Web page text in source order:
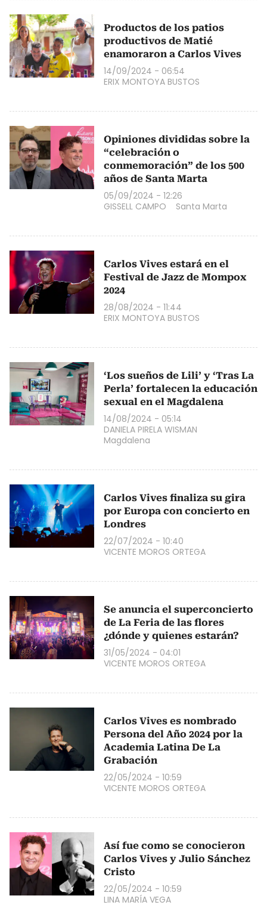
Productos de los patios
productivos de Matié
enamoraron a Carlos Vives
14/09/2024 - 06:54
ERIX MONTOYA BUSTOS
Opiniones divididas sobre la
“celebración o
conmemoración” de los 500
años de Santa Marta
05/09/2024 - 12:26
GISSELL CAMPO
Santa Marta
Carlos Vives estará en el
Festival de Jazz de Mompox
2024
28/08/2024 - 11:44
ERIX MONTOYA BUSTOS
‘Los sueños de Lili’ y ‘Tras La
Perla’ fortalecen la educación
sexual en el Magdalena
14/08/2024 - 05:14
DANIELA PIRELA WISMAN
Magdalena
Carlos Vives finaliza su gira
por Europa con concierto en
Londres
22/07/2024 - 10:40
VICENTE MOROS ORTEGA
Se anuncia el superconcierto
de La Feria de las flores
¿dónde y quienes estarán?
31/05/2024 - 04:01
VICENTE MOROS ORTEGA
Carlos Vives es nombrado
Persona del Año 2024 por la
Academia Latina De La
Grabación
22/05/2024 - 10:59
VICENTE MOROS ORTEGA
Así fue como se conocieron
Carlos Vives y Julio Sánchez
Cristo
22/05/2024 - 10:59
LINA MARÍA VEGA